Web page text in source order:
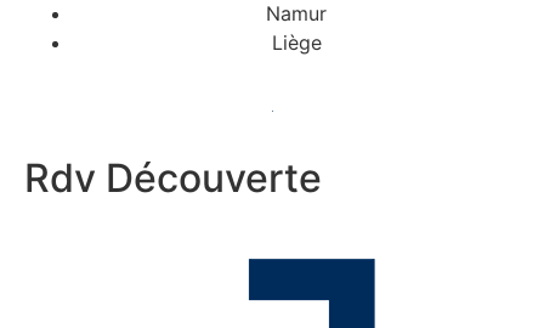
Namur
Liège
Rdv Découverte